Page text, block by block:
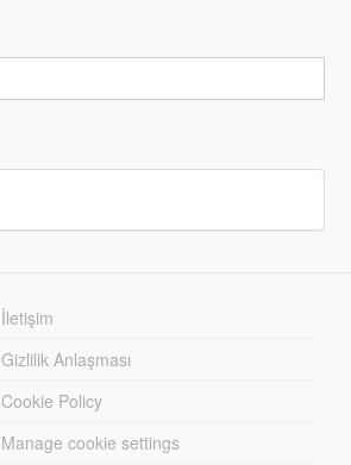
İletişim
Gizlilik Anlaşması
Cookie Policy
Manage cookie settings